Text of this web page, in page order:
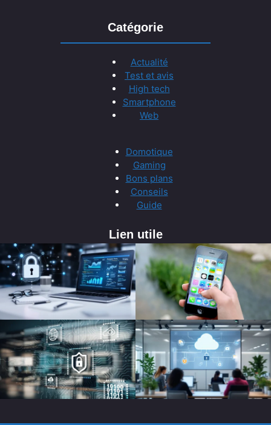
Catégorie
Actualité
Test et avis
High tech
Smartphone
Web
Domotique
Gaming
Bons plans
Conseils
Guide
Lien utile